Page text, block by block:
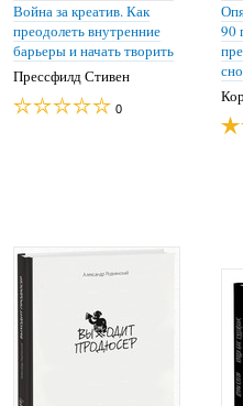
Война за креатив. Как
преодолеть внутренние
барьеры и начать творить
Прессфилд Стивен
0
90